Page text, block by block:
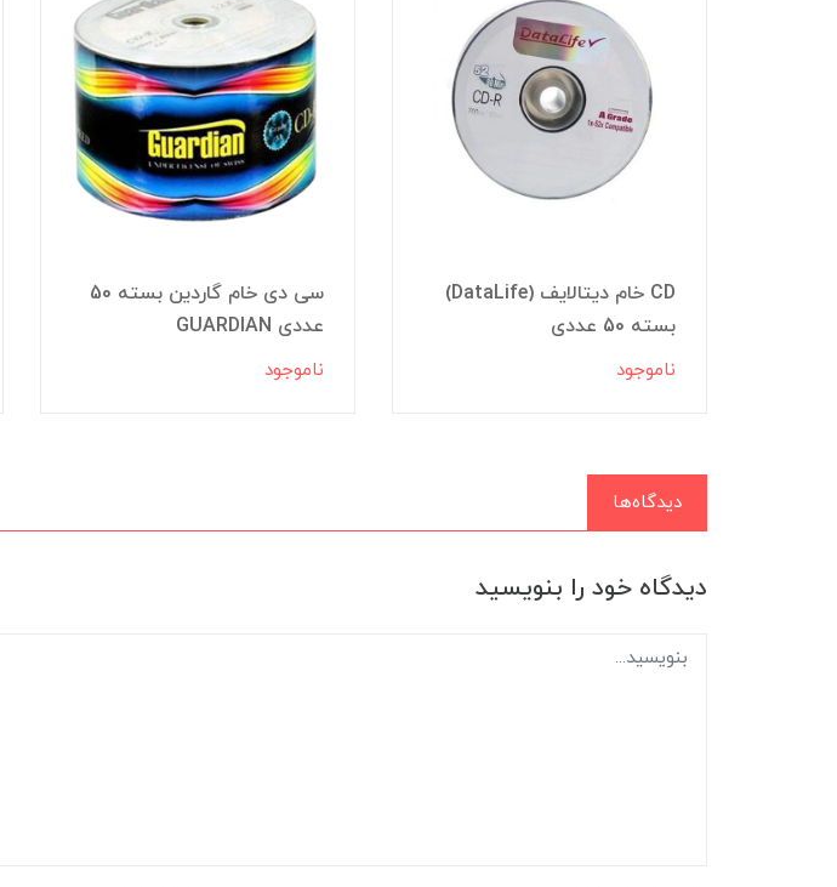
CD خام دیتالایف (DataLife)
بسته 50 عددی
ناموجود
سی دی خام گاردین بسته 50
عددی GUARDIAN
ناموجود
دیدگاه‌ها
دیدگاه خود را بنویسید